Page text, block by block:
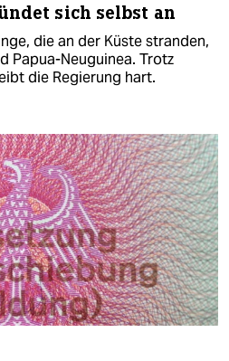
sich selbst an
die an der Küste stranden,
Papua-Neuguinea. Trotz
die Regierung hart.